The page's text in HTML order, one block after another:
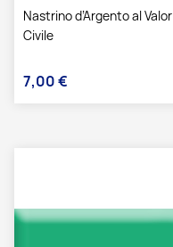
Nastrino d’Argento al Valor
Civile
Prezzo
7,00 €